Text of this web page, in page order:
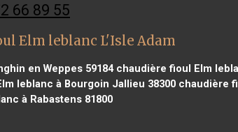
66 89 55
Elm leblanc L'Isle Adam
en Weppes 59184chaudière fioul Elm
leblanc à Bourgoin Jallieu 38300 chaudière
à Rabastens 81800